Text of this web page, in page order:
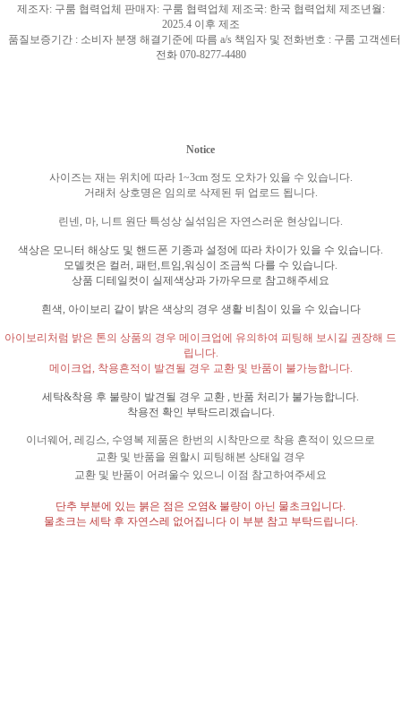
제조자: 구룸 협력업체 판매자: 구룸 협력업체 제조국: 한국 협력업체 제조년월 :
2025.4 이후 제조
품질보증기간 : 소비자 분쟁 해결기준에 따름 a/s 책임자 및 전화번호 : 구룸 고객센터
전화 070-8277-4480
Notice
사이즈는 재는 위치에 따라 1~3cm 정도 오차가 있을 수 있습니다.
거래처 상호명은 임의로 삭제된 뒤 업로드 됩니다.
린넨, 마, 니트 원단 특성상 실섞임은 자연스러운 현상입니다.
색상은 모니터 해상도 및 핸드폰 기종과 설정에 따라 차이가 있을 수 있습니다.
모델컷은 컬러, 패턴,트임,워싱이 조금씩 다를 수 있습니다.
상품 디테일컷이 실제색상과 가까우므로 참고해주세요
흰색, 아이보리 같이 밝은 색상의 경우 생활 비침이 있을 수 있습니다
아이보리처럼 밝은 톤의 상품의 경우 메이크업에 유의하여 피팅해 보시길 권장해 드
립니다.
메이크업, 착용흔적이 발견될 경우 교환 및 반품이 불가능합니다.
세탁&착용 후 불량이 발견될 경우 교환 , 반품 처리가 불가능합니다.
착용전 확인 부탁드리겠습니다.
이너웨어, 레깅스, 수영복 제품은 한번의 시착만으로 착용 흔적이 있으므로
교환 및 반품을 원할시 피팅해본 상태일 경우
교환 및 반품이 어려울수 있으니 이점 참고하여주세요
단추 부분에 있는 붉은 점은 오염& 불량이 아닌 물초크입니다.
물초크는 세탁 후 자연스레 없어집니다 이 부분 참고 부탁드립니다.